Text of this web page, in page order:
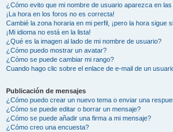
¿Cómo evito que mi nombre de usuario aparezca en
¡La hora en los foros no es correcta!
Cambié la zona horaria en mi perfil, ¡pero la hora sigue
¡Mi idioma no está en la lista!
¿Qué es la imagen al lado de mi nombre de usuario?
¿Cómo puedo mostrar un avatar?
¿Cómo se puede cambiar mi rango?
Cuando hago clic sobre el enlace de e-mail de un
Publicación de mensajes
¿Cómo puedo crear un nuevo tema o enviar una
¿Cómo se puede editar o borrar un mensaje?
¿Cómo se puede añadir una firma a mi mensaje?
¿Cómo creo una encuesta?